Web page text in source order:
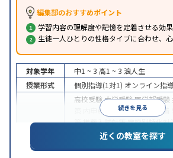
編集部のおすすめポイント
学習内容の理解度や記憶を定着させる効
生徒一人ひとりの性格タイプに合わせ、
続きを見る
対象学年 中1 ~ 3 高1 ~ 3 浪人生
授業形式
個別指導(1対1) オンライン指
高校受験大学受験医学部受験
内申点対策学習習慣の定着
策推薦入試対策学校別特化対
共通テスト対策英検(英語
近くの教室を探す